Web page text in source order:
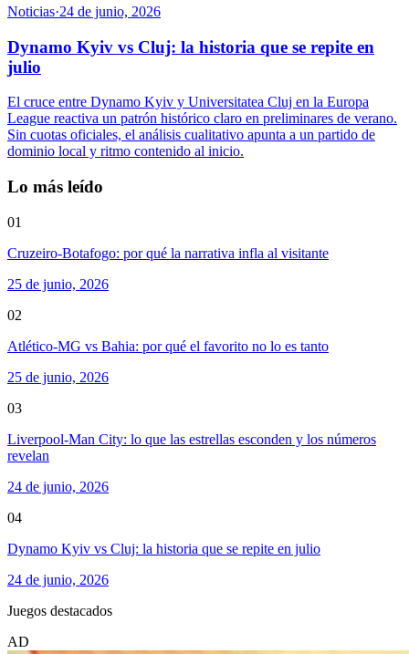
Noticias·24 de junio, 2026
Dynamo Kyiv vs Cluj: la historia que se repite en
julio
El cruce entre Dynamo Kyiv y Universitatea Cluj en la Europa
League reactiva un patrón histórico claro en preliminares de verano.
Sin cuotas oficiales, el análisis cualitativo apunta a un partido de
dominio local y ritmo contenido al inicio.
Lo más leído
01
Cruzeiro-Botafogo: por qué la narrativa infla al visitante
25 de junio, 2026
02
Atlético-MG vs Bahia: por qué el favorito no lo es tanto
25 de junio, 2026
03
Liverpool-Man City: lo que las estrellas esconden y los números
revelan
24 de junio, 2026
04
Dynamo Kyiv vs Cluj: la historia que se repite en julio
24 de junio, 2026
Juegos destacados
AD